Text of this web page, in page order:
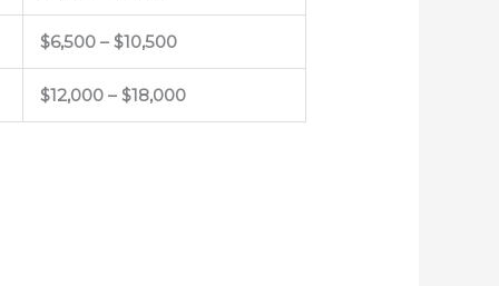
$6,500 – $10,500
$12,000 – $18,000